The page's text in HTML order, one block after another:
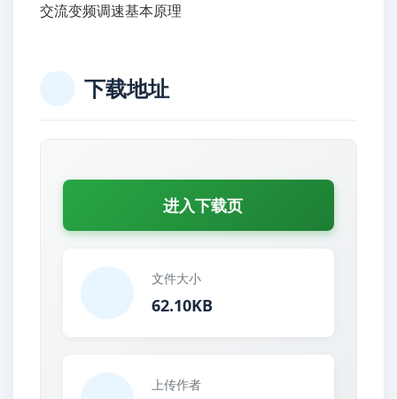
交流变频调速基本原理
下载地址
进入下载页
文件大小
62.10KB
上传作者